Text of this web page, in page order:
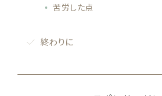
苦労した点
終わりに